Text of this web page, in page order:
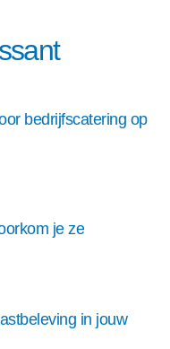
bedrijfscatering op
je ze
in jouw